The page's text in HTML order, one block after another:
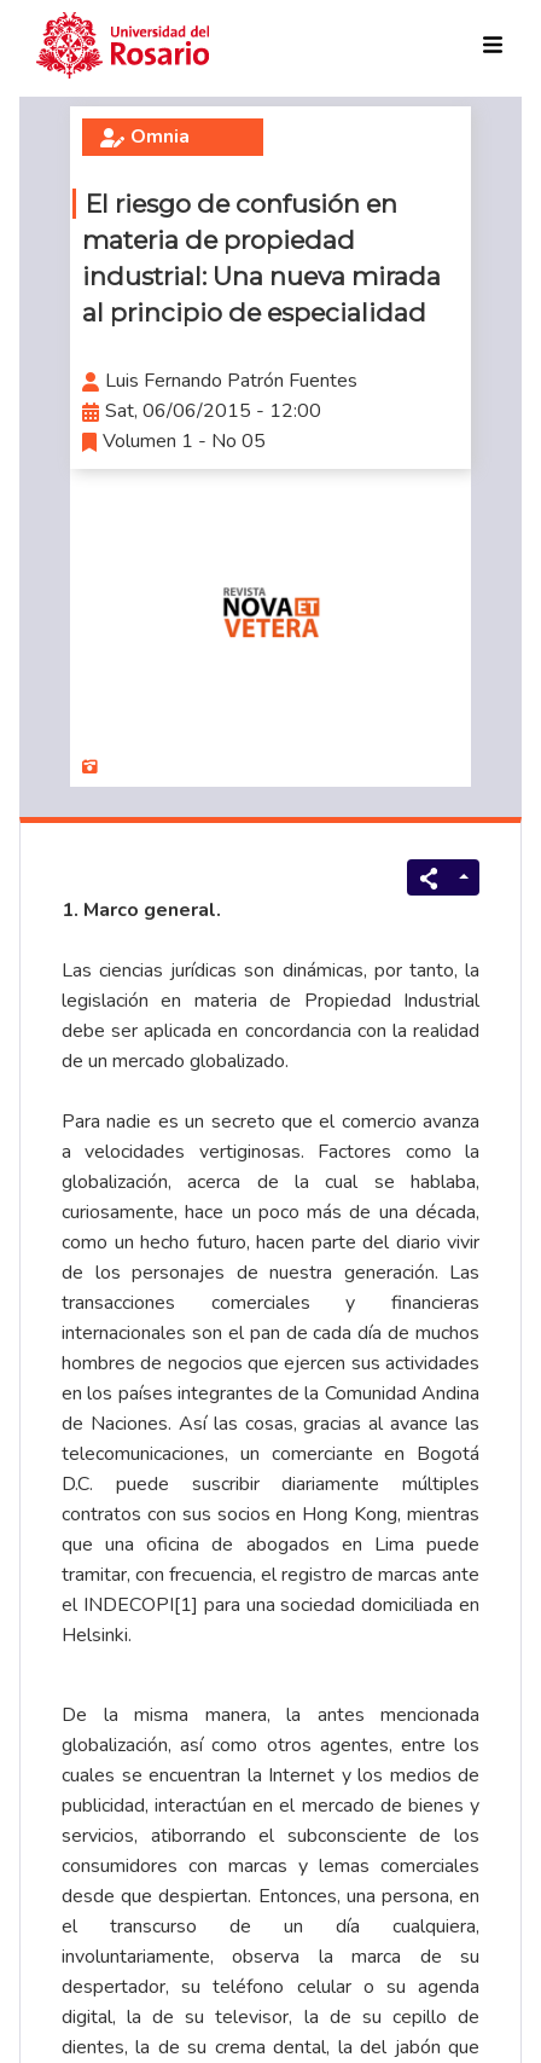
Skip to main content
Omnia
El riesgo de confusión en
materia de propiedad
industrial: Una nueva mirada
al principio de especialidad
Luis Fernando Patrón Fuentes
Sat, 06/06/2015 - 12:00
Volumen 1 - No 05
1. Marco general.
Las ciencias jurídicas son dinámicas, por tanto, la
legislación en materia de Propiedad Industrial
debe ser aplicada en concordancia con la realidad
de un mercado globalizado.
Para nadie es un secreto que el comercio avanza
a velocidades vertiginosas. Factores como la
globalización, acerca de la cual se hablaba,
curiosamente, hace un poco más de una década,
como un hecho futuro, hacen parte del diario vivir
de los personajes de nuestra generación. Las
transacciones comerciales y financieras
internacionales son el pan de cada día de muchos
hombres de negocios que ejercen sus actividades
en los países integrantes de la Comunidad Andina
de Naciones. Así las cosas, gracias al avance las
telecomunicaciones, un comerciante en Bogotá
D.C. puede suscribir diariamente múltiples
contratos con sus socios en Hong Kong, mientras
que una oficina de abogados en Lima puede
tramitar, con frecuencia, el registro de marcas ante
el INDECOPI[1] para una sociedad domiciliada en
Helsinki.
De la misma manera, la antes mencionada
globalización, así como otros agentes, entre los
cuales se encuentran la Internet y los medios de
publicidad, interactúan en el mercado de bienes y
servicios, atiborrando el subconsciente de los
consumidores con marcas y lemas comerciales
desde que despiertan. Entonces, una persona, en
el transcurso de un día cualquiera,
involuntariamente, observa la marca de su
despertador, su teléfono celular o su agenda
digital, la de su televisor, la de su cepillo de
dientes, la de su crema dental, la del jabón que